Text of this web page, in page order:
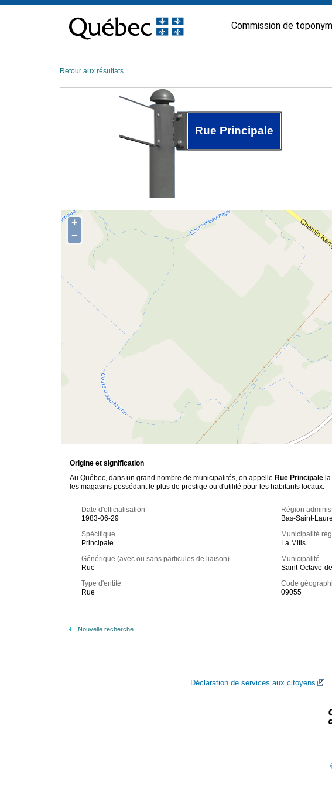
contenu
Commission de
Retour aux résultats
Rue Principale
+
−
Origine et signification
Au Québec, dans un grand nombre de municipalités, on appelle Rue Principale
les magasins possédant le plus de prestige ou d'utilité pour les habitants locaux.
Date d'officialisation
1983-06-29
Spécifique
Principale
Générique (avec ou sans particules de liaison)
Rue
Type d'entité
Rue
Région
Bas-Saint-
Municipalité
La Mitis
Municipalité
Saint-Octave-
Code
09055
Nouvelle recherche
Déclaration de services aux citoyens